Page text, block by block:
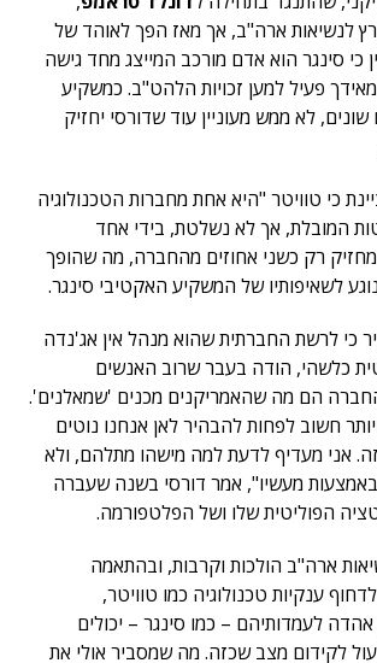
לנשיאות ארה"ב, אך מאז הפך לאוהד של
כי סינגר הוא אדם מורכב המייצג מחד גישה
פעיל למען זכויות הלהט"ב. כמשקיע
שונים, לא ממש מעוניין עוד שדורסי יחזיק
כי טוויטר "היא אחת מחברות הטכנולוגיה
המובלת, אך לא נשלטת, בידי אחד
מחזיק רק כשני אחוזים מהחברה, מה שהופך
לשאיפותיו של המשקיע האקטיבי סינגר.
כי לרשת החברתית שהוא מנהל אין אג'נדה
כלשהי, הודה בעבר שרוב האנשים
הם מה שהאמריקנים מכנים 'שמאלנים'.
חשוב לפחות להבהיר לאן אנחנו נוטים
אני מעדיף לדעת למה מישהו מתלהם, ולא
מעשיו", אמר דורסי בשנה שעברה
הפוליטית שלו ושל הפלטפורמה.
ארה"ב הולכות וקרבות, ובהתאמה
ענקיות טכנולוגיה כמו טוויטר,
אהדה לעמדותיהם – כמו סינגר – יכולים
לקידום מצב שכזה. מה שמסביר אולי את